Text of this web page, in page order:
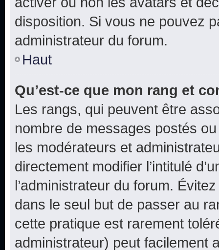
disposition. Si vous ne pouvez
administrateur du forum.
Haut
Qu’est-ce que mon rang et
Les rangs, qui peuvent être
nombre de messages postés
les modérateurs et
directement modifier l’intitulé
l’administrateur du forum.
dans le seul but de passer au
cette pratique est rarement
administrateur) peut facilement